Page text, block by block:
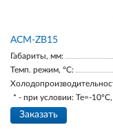
ACM-ZB15
Габариты, мм:
Темп. режим, °С:
* - при условии: Te=-
Заказать